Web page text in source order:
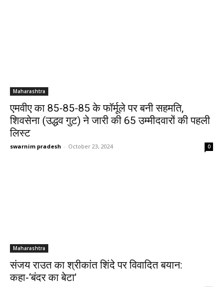
Maharashtra
एमवीए का 85-85-85 के फॉर्मूले पर बनी सहमति,
शिवसेना (उद्धव गुट) ने जारी की 65 उम्मीदवारों की पहली
लिस्ट
swarnim pradesh - October 23, 2024 0
Maharashtra
संजय राउत का श्रीकांत शिंदे पर विवादित बयान:
कहा-‘बंदर का बेटा’